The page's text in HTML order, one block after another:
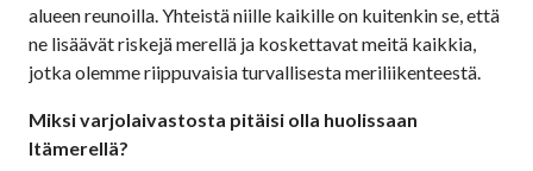
alueen reunoilla. Yhteistä niille kaikille on kuitenkin se, että
ne lisäävät riskejä merellä ja koskettavat meitä kaikkia,
jotka olemme riippuvaisia turvallisesta meriliikenteestä.
Miksi varjolaivastosta pitäisi olla huolissaan
Itämerellä?